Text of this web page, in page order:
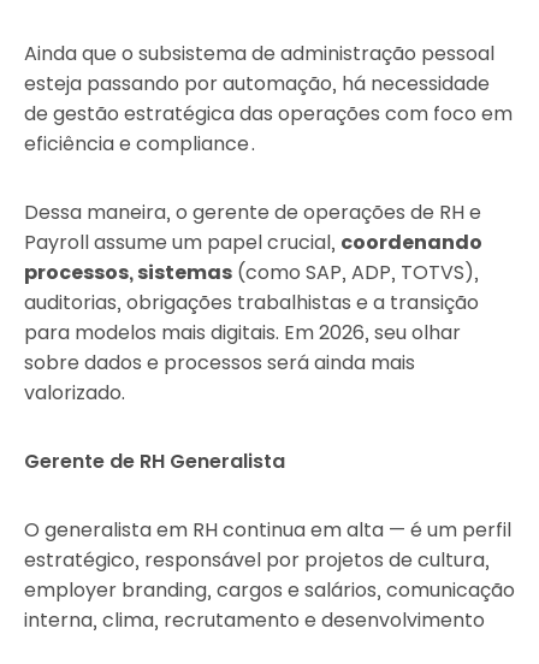
Ainda que o subsistema de administração pessoal
esteja passando por automação, há necessidade
de gestão estratégica das operações com foco em
eficiência e compliance .
Dessa maneira, o gerente de operações de RH e
Payroll assume um papel crucial, coordenando
processos, sistemas (como SAP, ADP, TOTVS),
auditorias, obrigações trabalhistas e a transição
para modelos mais digitais. Em 2026, seu olhar
sobre dados e processos será ainda mais
valorizado.
Gerente de RH Generalista
O generalista em RH continua em alta — é um perfil
estratégico, responsável por projetos de cultura,
employer branding, cargos e salários, comunicação
interna, clima, recrutamento e desenvolvimento